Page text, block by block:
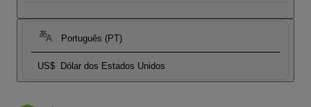
Português (PT)
US$ Dólar dos Estados Unidos